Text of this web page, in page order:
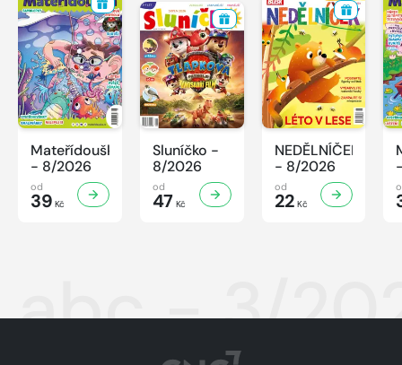
Mateřídouška
- 8/2026
od
39 Kč
Sluníčko -
8/2026
od
47 Kč
NEDĚLNÍČEK
- 8/2026
od
22 Kč
abc - 3/